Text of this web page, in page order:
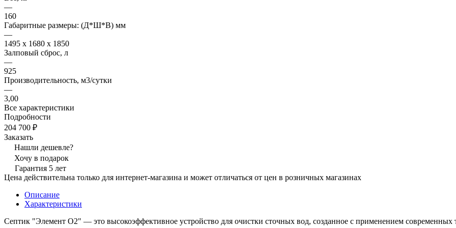
—
160
Габаритные размеры: (Д*Ш*В) мм
—
1495 x 1680 x 1850
Залповый сброс, л
—
925
Производительность, м3/сутки
—
3,00
Все характеристики
Подробности
204 700 ₽
Заказать
Нашли дешевле?
Хочу в подарок
Гарантия 5 лет
Цена действительна только для интернет-магазина и может отличаться от цен в розничных магазинах
Описание
Характеристики
Септик "Элемент O2" — это высокоэффективное устройство для очистки сточных вод, созданное с применением современных